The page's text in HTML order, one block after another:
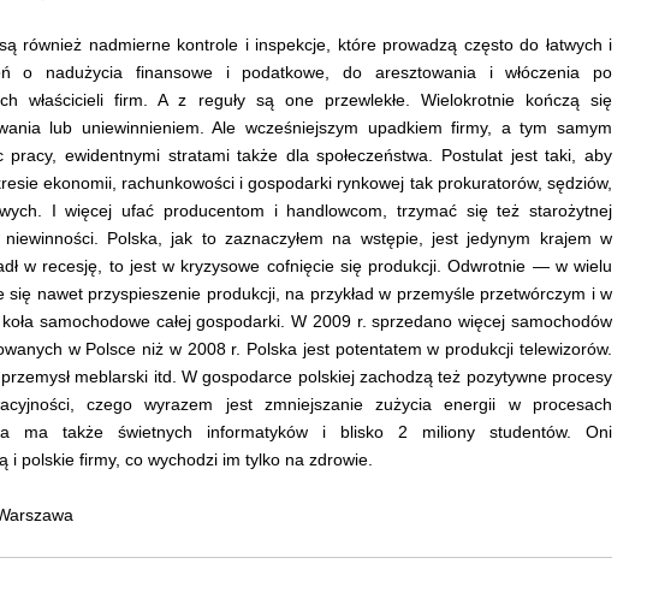
również nadmierne kontrole i inspekcje, które prowadzą często do łatwych i
o nadużycia finansowe i podatkowe, do aresztowania i włóczenia po
właścicieli firm. A z reguły są one przewlekłe. Wielokrotnie kończą się
lub uniewinnieniem. Ale wcześniejszym upadkiem firmy, a tym samym
pracy, ewidentnymi stratami także dla społeczeństwa. Postulat jest taki, aby
ekonomii, rachunkowości i gospodarki rynkowej tak prokuratorów, sędziów,
I więcej ufać producentom i handlowcom, trzymać się też starożytnej
Polska, jak to zaznaczyłem na wstępie, jest jedynym krajem w
w recesję, to jest w kryzysowe cofnięcie się produkcji. Odwrotnie — w wielu
się nawet przyspieszenie produkcji, na przykład w przemyśle przetwórczym i w
samochodowe całej gospodarki. W 2009 r. sprzedano więcej samochodów
w Polsce niż w 2008 r. Polska jest potentatem w produkcji telewizorów.
meblarski itd. W gospodarce polskiej zachodzą też pozytywne procesy
czego wyrazem jest zmniejszanie zużycia energii w procesach
ma także świetnych informatyków i blisko 2 miliony studentów. Oni
i polskie firmy, co wychodzi im tylko na zdrowie.